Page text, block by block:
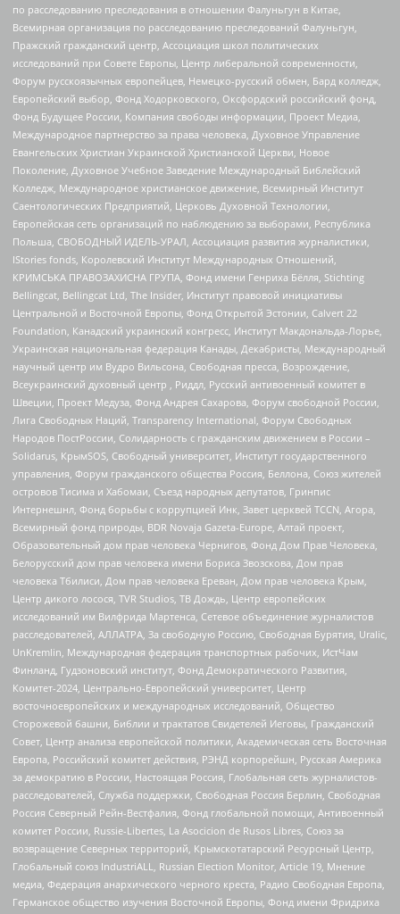
по расследованию преследования в отношении Фалуньгун в Китае,
Всемирная организация по расследованию преследований Фалуньгун,
Пражский гражданский центр, Ассоциация школ политических
исследований при Совете Европы, Центр либеральной современности,
Форум русскоязычных европейцев, Немецко-русский обмен, Бард колледж,
Европейский выбор, Фонд Ходорковского, Оксфордский российский фонд,
Фонд Будущее России, Компания свободы информации, Проект Медиа,
Международное партнерство за права человека, Духовное Управление
Евангельских Христиан Украинской Христианской Церкви, Новое
Поколение, Духовное Учебное Заведение Международный Библейский
Колледж, Международное христианское движение, Всемирный Институт
Саентологических Предприятий, Церковь Духовной Технологии,
Европейская сеть организаций по наблюдению за выборами, Республика
Польша, СВОБОДНЫЙ ИДЕЛЬ-УРАЛ, Ассоциация развития журналистики,
IStories fonds, Королевский Институт Международных Отношений,
КРИМСЬКА ПРАВОЗАХИСНА ГРУПА, Фонд имени Генриха Бёлля, Stichting
Bellingcat, Bellingcat Ltd, The Insider, Институт правовой инициативы
Центральной и Восточной Европы, Фонд Открытой Эстонии, Calvert 22
Foundation, Канадский украинский конгресс, Институт Макдональда-Лорье,
Украинская национальная федерация Канады, Декабристы, Международный
научный центр им Вудро Вильсона, Свободная пресса, Возрождение,
Всеукраинский духовный центр , Риддл, Русский антивоенный комитет в
Швеции, Проект Медуза, Фонд Андрея Сахарова, Форум свободной России,
Лига Свободных Наций, Transparеncy International, Форум Свободных
Народов ПостРоссии, Солидарность с гражданским движением в России –
Solidarus, КрымSOS, Свободный университет, Институт государственного
управления, Форум гражданского общества Россия, Беллона, Союз жителей
островов Тисима и Хабомаи, Съезд народных депутатов, Гринпис
Интернешнл, Фонд борьбы с коррупцией Инк, Завет церквей TCCN, Агора,
Всемирный фонд природы, BDR Novaja Gazeta-Europe, Алтай проект,
Образовательный дом прав человека Чернигов, Фонд Дом Прав Человека,
Белорусский дом прав человека имени Бориса Звозскова, Дом прав
человека Тбилиси, Дом прав человека Ереван, Дом прав человека Крым,
Центр дикого лосося, TVR Studios, ТВ Дождь, Центр европейских
исследований им Вилфрида Мартенса, Сетевое объединение журналистов
расследователей, АЛЛАТРА, За свободную Россию, Свободная Бурятия, Uralic,
UnKremlin, Международная федерация транспортных рабочих, ИстЧам
Финланд, Гудзоновский институт, Фонд Демократического Развития,
Комитет-2024, Центрально-Европейский университет, Центр
восточноевропейских и международных исследований, Общество
Сторожевой башни, Библии и трактатов Свидетелей Иеговы, Гражданский
Совет, Центр анализа европейской политики, Академическая сеть Восточная
Европа, Российский комитет действия, РЭНД корпорейшн, Русская Америка
за демократию в России, Настоящая Россия, Глобальная сеть журналистов-
расследователей, Служба поддержки, Свободная Россия Берлин, Свободная
Россия Северный Рейн-Вестфалия, Фонд глобальной помощи, Антивоенный
комитет России, Russie-Libertes, La Asocicion de Rusos Libres, Союз за
возвращение Северных территорий, Крымскотатарский Ресурсный Центр,
Глобальный союз IndustriALL, Russian Election Monitor, Article 19, Мнение
медиа, Федерация анархического черного креста, Радио Свободная Европа,
Германское общество изучения Восточной Европы, Фонд имени Фридриха